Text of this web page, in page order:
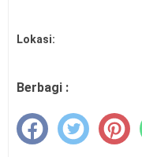
Lokasi:
Berbagi :